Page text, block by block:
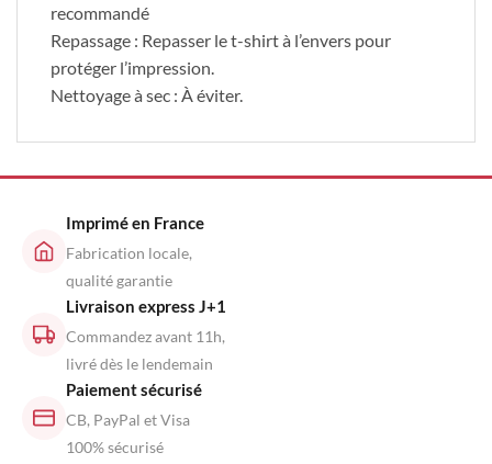
recommandé
Repassage : Repasser le t-shirt à l’envers pour
protéger l’impression.
Nettoyage à sec : À éviter.
Imprimé en France
Fabrication locale,
qualité garantie
Livraison express J+1
Commandez avant 11h,
livré dès le lendemain
Paiement sécurisé
CB, PayPal et Visa
100% sécurisé